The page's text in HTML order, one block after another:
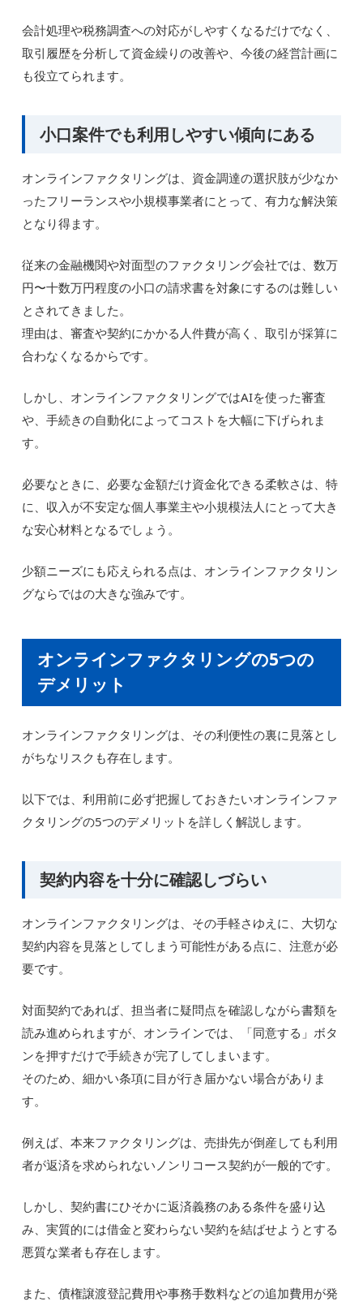
会計処理や税務調査への対応がしやすくなるだけでなく、
取引履歴を分析して資金繰りの改善や、今後の経営計画に
も役立てられます。
小口案件でも利用しやすい傾向にある
オンラインファクタリングは、資金調達の選択肢が少なか
ったフリーランスや小規模事業者にとって、有力な解決策
となり得ます。
従来の金融機関や対面型のファクタリング会社では、数万
円〜十数万円程度の小口の請求書を対象にするのは難しい
とされてきました。
理由は、審査や契約にかかる人件費が高く、取引が採算に
合わなくなるからです。
しかし、オンラインファクタリングではAIを使った審査
や、手続きの自動化によってコストを大幅に下げられま
す。
必要なときに、必要な金額だけ資金化できる柔軟さは、特
に、収入が不安定な個人事業主や小規模法人にとって大き
な安心材料となるでしょう。
少額ニーズにも応えられる点は、オンラインファクタリン
グならではの大きな強みです。
オンラインファクタリングの5つの
デメリット
オンラインファクタリングは、その利便性の裏に見落とし
がちなリスクも存在します。
以下では、利用前に必ず把握しておきたいオンラインファ
クタリングの5つのデメリットを詳しく解説します。
契約内容を十分に確認しづらい
オンラインファクタリングは、その手軽さゆえに、大切な
契約内容を見落としてしまう可能性がある点に、注意が必
要です。
対面契約であれば、担当者に疑問点を確認しながら書類を
読み進められますが、オンラインでは、「同意する」ボタ
ンを押すだけで手続きが完了してしまいます。
そのため、細かい条項に目が行き届かない場合がありま
す。
例えば、本来ファクタリングは、売掛先が倒産しても利用
者が返済を求められないノンリコース契約が一般的です。
しかし、契約書にひそかに返済義務のある条件を盛り込
み、実質的には借金と変わらない契約を結ばせようとする
悪質な業者も存在します。
また、債権譲渡登記費用や事務手数料などの追加費用が発